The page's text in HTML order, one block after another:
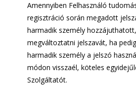
Amennyiben Felhasználó
regisztráció során megadott
harmadik személy
megváltoztatni jelszavát, ha
harmadik személy a jelszó
módon visszaél, köteles
Szolgáltatót.